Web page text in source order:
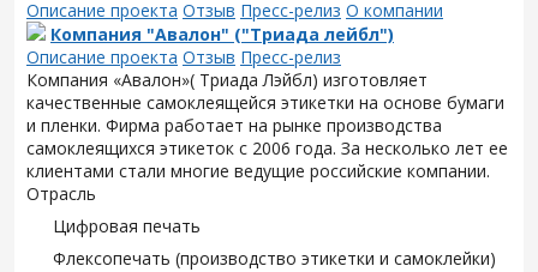
Описание проекта Отзыв Пресс-релиз О компании
Компания "Авалон" ("Триада лейбл")
Описание проекта Отзыв Пресс-релиз
Компания «Авалон»( Триада Лэйбл) изготовляет
качественные самоклеящейся этикетки на основе бумаги
и пленки. Фирма работает на рынке производства
самоклеящихся этикеток с 2006 года. За несколько лет ее
клиентами стали многие ведущие российские компании.
Отрасль
Цифровая печать
Флексопечать (производство этикетки и самоклейки)